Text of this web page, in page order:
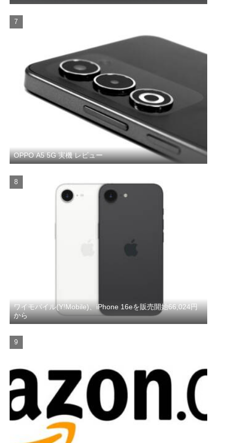
OPPO A5 5G 実機 レビュー
ワイモバイル(Y!Mobile)、iPhone 16eを販売開始66,024円
から